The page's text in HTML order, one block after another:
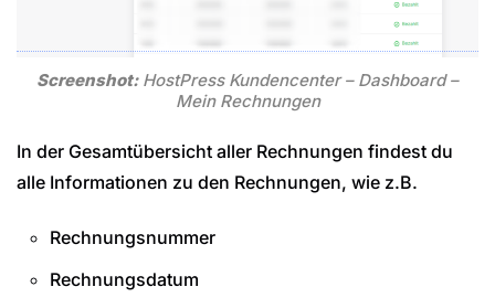
Screenshot:HostPress Kundencenter – Dashboard –
Mein Rechnungen
In der Gesamtübersicht aller Rechnungen findest du
alle Informationen zu den Rechnungen, wie z.B.
Rechnungsnummer
Rechnungsdatum